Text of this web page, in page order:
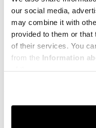
our social media,
may combine it with
provided to them or that
of their services. You
from the Information
teemasta. Hankkeessa
tuote palveluna -mallista
haasteita ominaisuuksien
mukana VTT, Turun AMK
Keväällä 2022 alkanut
tutkimushankkeestasekä